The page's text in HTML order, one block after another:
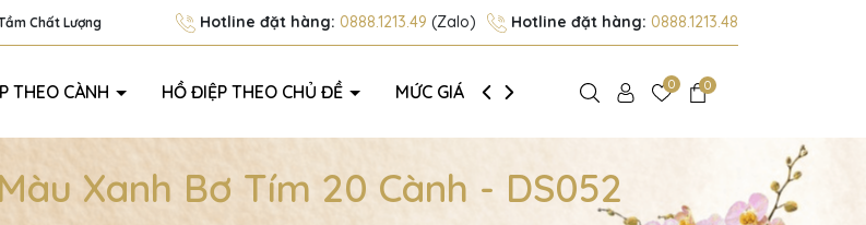
Chất Lượng Hotline đặt hàng: 0888.1213.49 (Zalo) Hotline đặt hàng: 0888.1213.48
THEO CÀNH HỒ ĐIỆP THEO CHỦ ĐỀ MỨC GIÁ GIỚI THIỆU 0 0
Xanh Bơ Tím 20 Cành - DS052